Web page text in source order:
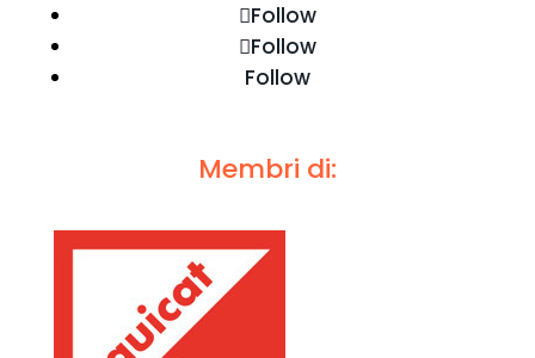
Follow
Follow
Follow
Membri di: